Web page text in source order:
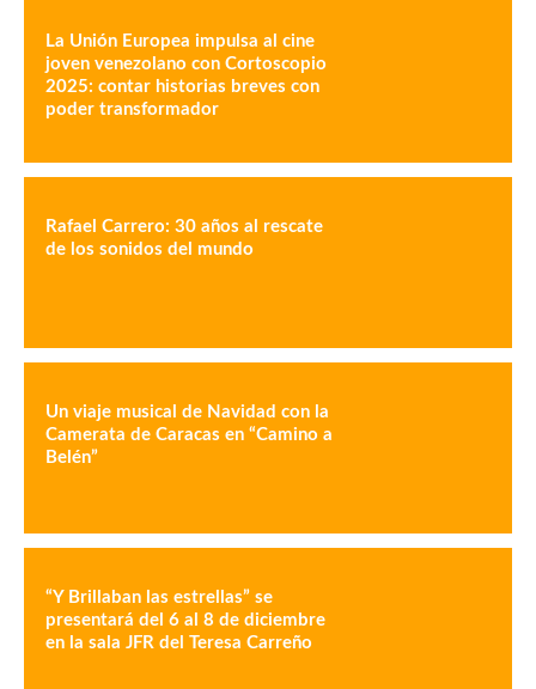
La Unión Europea impulsa al cine
joven venezolano con Cortoscopio
2025: contar historias breves con
poder transformador
Rafael Carrero: 30 años al rescate
de los sonidos del mundo
Un viaje musical de Navidad con la
Camerata de Caracas en “Camino a
Belén”
“Y Brillaban las estrellas” se
presentará del 6 al 8 de diciembre
en la sala JFR del Teresa Carreño